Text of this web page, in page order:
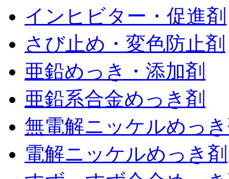
インヒビター・促進剤
さび止め・変色防止剤
亜鉛めっき・添加剤
亜鉛系合金めっき剤
無電解ニッケルめっ
電解ニッケルめっき剤